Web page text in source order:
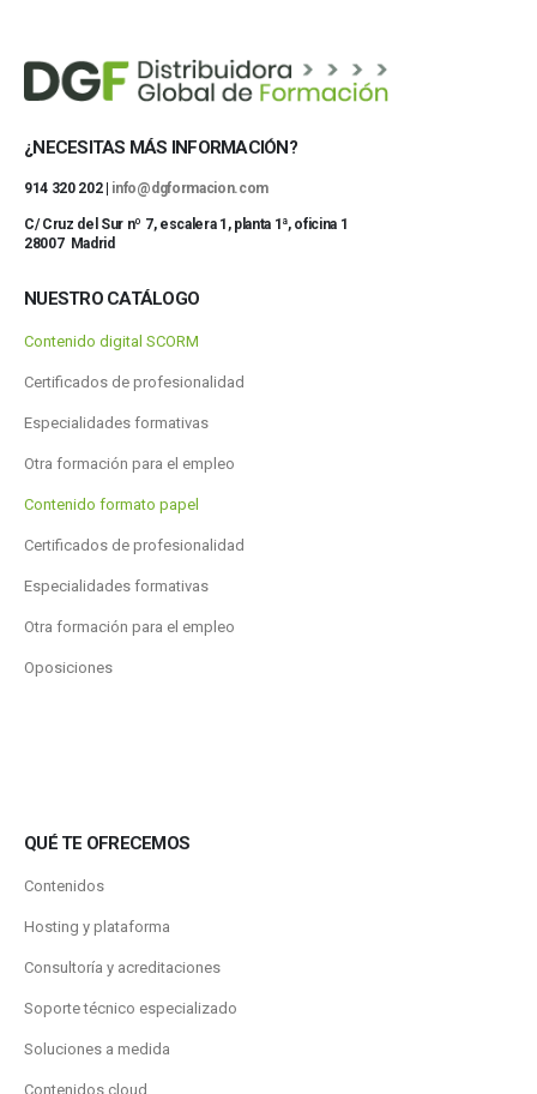
¿NECESITAS MÁS INFORMACIÓN?
914 320 202 | info@dgformacion.com
C/ Cruz del Sur nº 7, escalera 1, planta 1ª, oficina 1
28007 Madrid
NUESTRO CATÁLOGO
Contenido digital SCORM
Certificados de profesionalidad
Especialidades formativas
Otra formación para el empleo
Contenido formato papel
Certificados de profesionalidad
Especialidades formativas
Otra formación para el empleo
Oposiciones
QUÉ TE OFRECEMOS
Contenidos
Hosting y plataforma
Consultoría y acreditaciones
Soporte técnico especializado
Soluciones a medida
Contenidos.cloud